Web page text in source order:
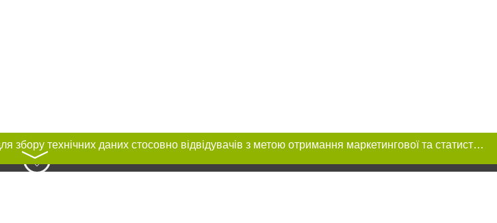
Цей сайт використовує «cookies». Також веб-сайт використовує інтернет-сервіс для збору технічних даних стосовно відвідувачів з метою отримання маркетингової та статистичної інформації. Умови обробки даних відвідувачів сайту див.
〉